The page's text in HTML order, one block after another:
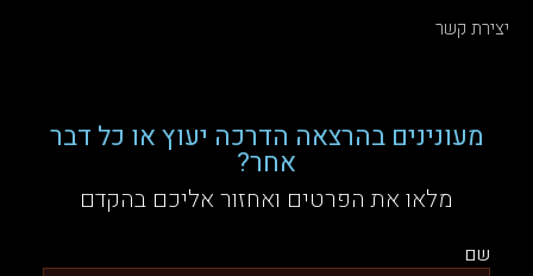
יצירת קשר
מעונינים בהרצאה הדרכה יעוץ או כל דבר
אחר?
מלאו את הפרטים ואחזור אליכם בהקדם
שם